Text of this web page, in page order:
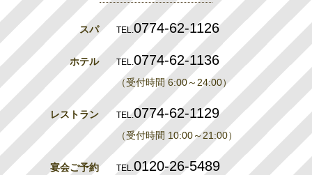
スパ TEL.0774-62-1126
ホテル TEL.0774-62-1136
（受付時間 6:00～24:00）
レストラン TEL.0774-62-1129
（受付時間 10:00～21:00）
宴会ご予約 TEL.0120-26-5489